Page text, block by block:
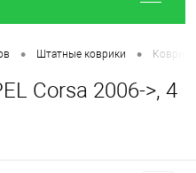
• Штатные коврики •
Corsa 2006->, 4